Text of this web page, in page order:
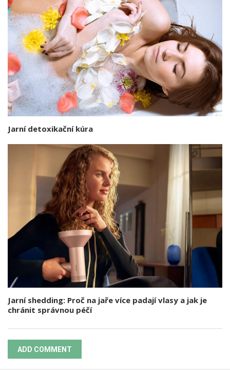
Jarní detoxikační kúra
Jarní shedding: Proč na jaře více padají vlasy a jak je
chránit správnou péčí
ADD COMMENT